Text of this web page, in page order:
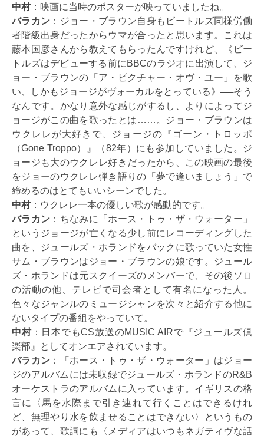
中村：映画に当時のポスターが映っていましたね。
バラカン ：ジョー・ブラウン自身もビートルズ同様労働
者階級出身だったからウマが合ったと思います。これは
藤本国彦さんから教えてもらったんですけれど、《ビー
トルズはデビューする前にBBCのラジオに出演して、ジ
ョー・ブラウンの「ア・ピクチャー・オヴ・ユー」を歌
い、しかもジョージがヴォーカルをとっている》──そう
なんです。かなり意外な感じがするし、よりによってジ
ョージがこの曲を歌ったとは……。ジョー・ブラウンは
ウクレレが大好きで、ジョージの『ゴーン・トロッポ
（Gone Troppo）』（82年）にも参加していました。ジ
ョージも大のウクレレ好きだったから、この映画の最後
をジョーのウクレレ弾き語りの「夢で逢いましょう」で
締めるのはとてもいいシーンでした。
中村：ウクレレ一本の優しい歌が感動的です。
バラカン ：ちなみに「ホース・トゥ・ザ・ウォーター」
というジョージが亡くなる少し前にレコーディングした
曲を、ジュールズ・ホランドをバックに歌っていた女性
サム・ブラウンはジョー・ブラウンの娘です。ジュール
ズ・ホランドは元スクイーズのメンバーで、その後ソロ
の活動の他、テレビで司会者として有名になった人。
色々なジャンルのミュージシャンを次々と紹介する他に
ないタイプの番組をやっていて。
中村：日本でもCS放送のMUSIC AIRで『ジュールズ倶
楽部』としてオンエアされています。
バラカン ：「ホース・トゥ・ザ・ウォーター」はジョー
ジのアルバムには未収録でジュールズ・ホランドのR&B
オーケストラのアルバムに入っています。イギリスの格
言に〈馬を水際まで引き連れて行くことはできるけれ
ど、無理やり水を飲ませることはできない〉というもの
があって、歌詞にも〈メディアはいつもネガティヴな話